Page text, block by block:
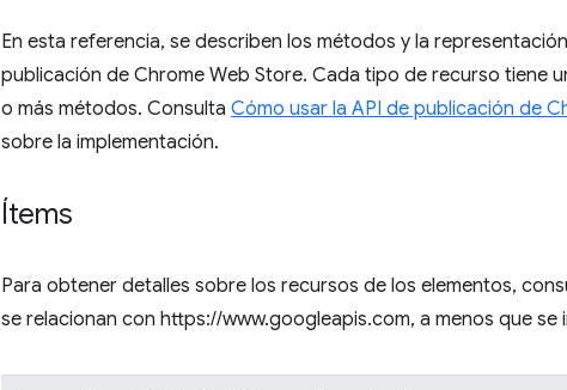
En esta referencia, se describen los métodos y la
publicación de Chrome Web Store. Cada tipo de recurso tiene
o más métodos. Consulta Cómo usar la API de publicación de
sobre la implementación.
Ítems
Para obtener detalles sobre los recursos de los elementos,
se relacionan con https://www.googleapis.com, a menos que se